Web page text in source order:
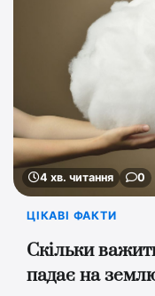
4 хв. читання 0
ЦІКАВІ ФАКТИ
Скільки
падає на